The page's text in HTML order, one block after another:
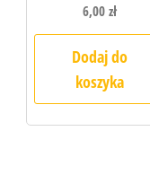
6,00zł
Dodaj do
koszyka